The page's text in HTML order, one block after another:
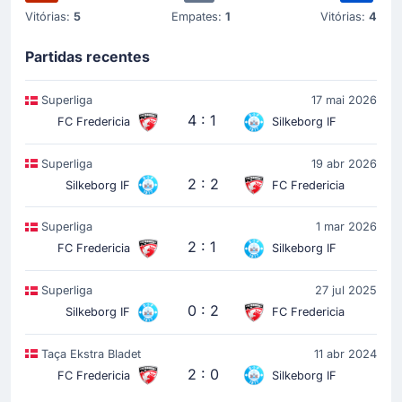
Gol! Jonatan Lindekilde amplia a vantagem do FC
3 - 0 nasceu de uma assistência de Daniel Freyr
33' Gol !
Andreas Pyndt (Assistência)
2 - 0 graças ao golo de Jakob Jessen. Andreas
Pyndt fez o passe para o 2 - 0.
Gol !
Jakob Jessen
(Assistência)
É gol! FC Fredericia acaba de marcar e Svenn Crone!
Vitórias: 5
Empates: 1
Vitórias: 4
Partidas recentes
Superliga
17 mai 2026
FC Fredericia
4 : 1 Silkeborg IF
Superliga
19 abr 2026
Silkeborg IF
2 : 2 FC Fredericia
Superliga
1 mar 2026
FC Fredericia
2 : 1 Silkeborg IF
Superliga
27 jul 2025
Silkeborg IF
0 : 2 FC Fredericia
Taça Ekstra Bladet
11 abr 2024
FC Fredericia
2 : 0 Silkeborg IF